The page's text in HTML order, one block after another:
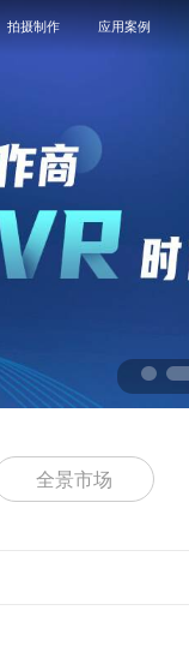
拍摄制作 应用案例
全景市场